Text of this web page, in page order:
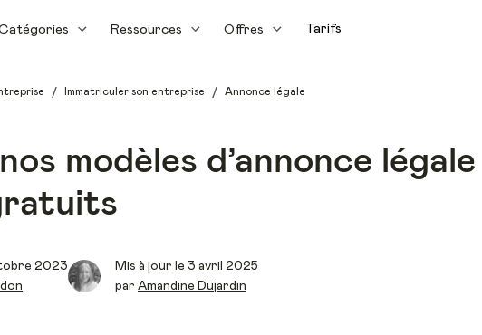
Ressources Offres Tarifs
/ Immatriculer son entreprise / Annonce légale
modèles d’annonce légale
2023
Mis à jour le 3 avril 2025
par Amandine Dujardin